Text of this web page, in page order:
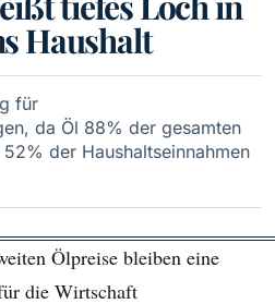
Haushalt
für
da Öl 88% der gesamten
der Haushaltseinnahmen
Ölpreise bleiben eine
die Wirtschaft